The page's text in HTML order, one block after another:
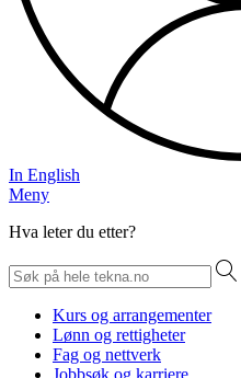
In English
Meny
Hva leter du etter?
Kurs og arrangementer
Lønn og rettigheter
Fag og nettverk
Jobbsøk og karriere